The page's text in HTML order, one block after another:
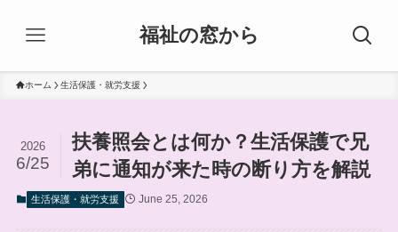
福祉の窓から
ホーム 生活保護・就労支援
扶養照会とは何か？生活保護で兄
弟に通知が来た時の断り方を解説
2026
6/25
生活保護・就労支援 June 25, 2026